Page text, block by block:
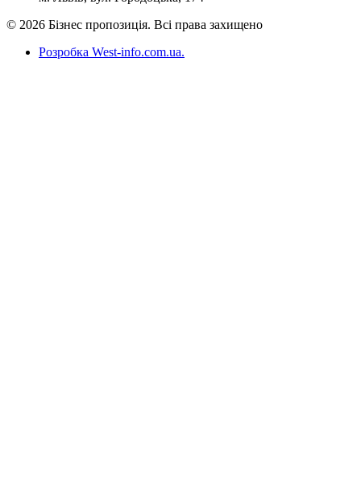
© 2026 Бізнес пропозиція. Всі права захищено
Розробка West-info.com.ua.